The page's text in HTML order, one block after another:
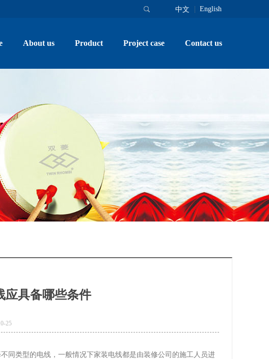
中文 English
About us Product Project case Contact us
应具备哪些条件
25
同类型的电线，一般情况下家装电线都是由装修公司的施工人员进